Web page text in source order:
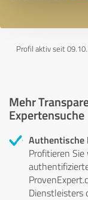
Profil aktiv seit
Mehr
Expertensuche
Authentische
Profitieren
Dienstleisters